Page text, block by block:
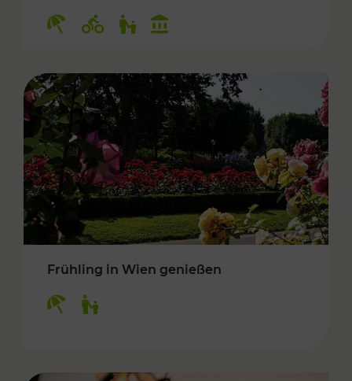
Frühling in Wien genießen